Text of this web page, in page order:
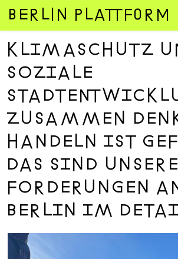
Zum
Inhalt
springen
KLIMASCHUTZ
SOZIALE
ZUSAMMEN
HANDELN IST
DAS SIND UNSERE
FORDERUNGEN
BERLIN IM